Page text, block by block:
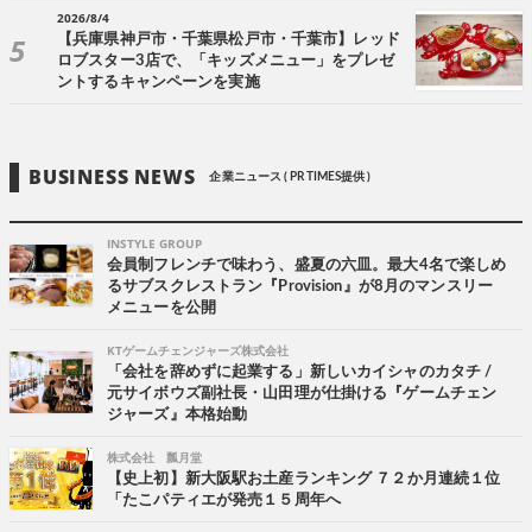
2026/8/4
【兵庫県神戸市・千葉県松戸市・千葉市】レッド
ロブスター3店で、「キッズメニュー」をプレゼ
ントするキャンペーンを実施
BUSINESS NEWS 企業ニュース ( PR TIMES提供 )
INSTYLE GROUP
会員制フレンチで味わう、盛夏の六皿。最大4名で楽しめ
るサブスクレストラン『Provision』が8月のマンスリー
メニューを公開
KTゲームチェンジャーズ株式会社
「会社を辞めずに起業する」新しいカイシャのカタチ /
元サイボウズ副社長・山田理が仕掛ける『ゲームチェン
ジャーズ』本格始動
株式会社 瓢月堂
【史上初】新大阪駅お土産ランキング ７２か月連続１位
「たこパティエが発売１５周年へ